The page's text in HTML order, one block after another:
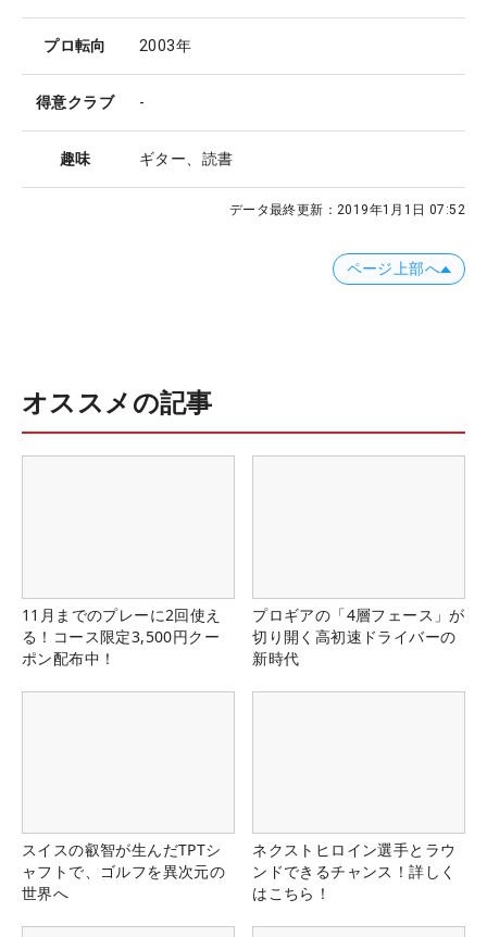
プロ転向 2003年
得意クラブ -
趣味 ギター、読書
データ最終更新： 2019年1月1日 07:52
ページ上部へ
オススメの記事
11月までのプレーに2回使え
る！コース限定3,500円クー
ポン配布中！
プロギアの「4層フェース」が
切り開く高初速ドライバーの
新時代
スイスの叡智が生んだTPTシ
ャフトで、ゴルフを異次元の
世界へ
ネクストヒロイン選手とラウ
ンドできるチャンス！詳しく
はこちら！